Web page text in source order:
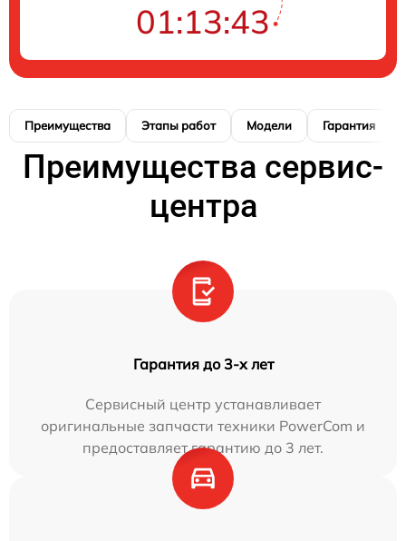
01:13:42
Преимущества Этапы работ Модели Гарантия
Преимущества сервис-
центра
Гарантия до 3-х лет
Сервисный центр устанавливает
оригинальные запчасти техники PowerCom и
предоставляет гарантию до 3 лет.